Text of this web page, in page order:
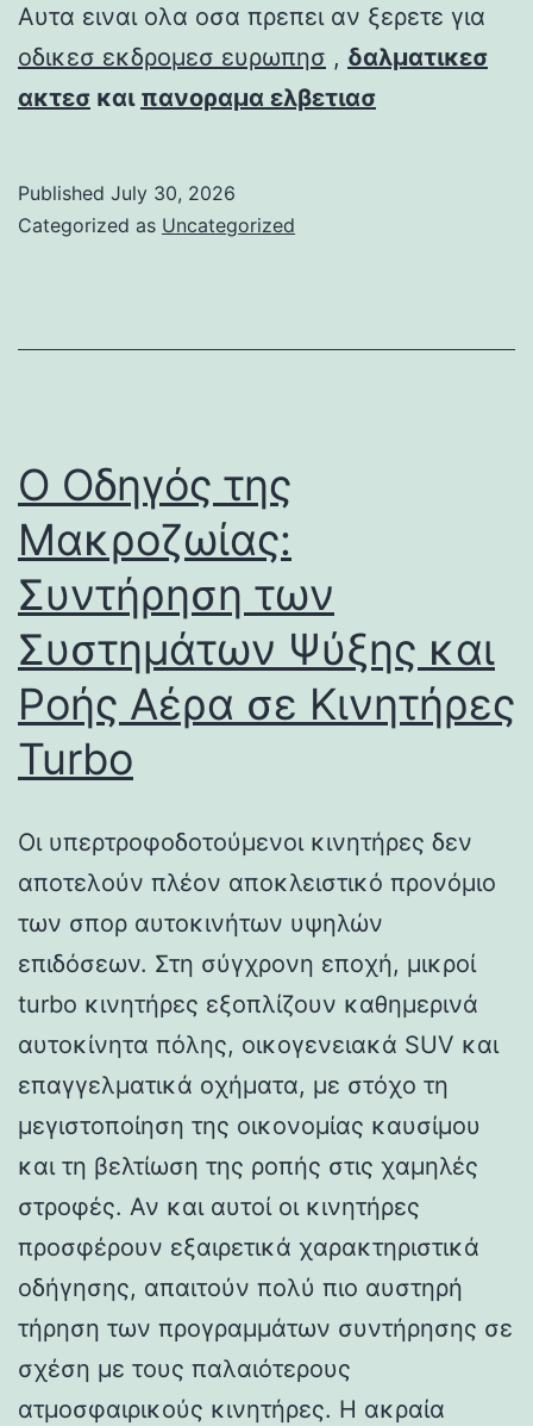
Αυτα ειναι ολα οσα πρεπει αν ξερετε για
οδικεσ εκδρομεσ ευρωπησ , δαλματικεσ
ακτεσ και πανοραμα ελβετιασ
Published July 30, 2026
Categorized as Uncategorized
Ο Οδηγός της
Μακροζωίας:
Συντήρηση των
Συστημάτων Ψύξης και
Ροής Αέρα σε Κινητήρες
Turbo
Οι υπερτροφοδοτούμενοι κινητήρες δεν
αποτελούν πλέον αποκλειστικό προνόμιο
των σπορ αυτοκινήτων υψηλών
επιδόσεων. Στη σύγχρονη εποχή, μικροί
turbo κινητήρες εξοπλίζουν καθημερινά
αυτοκίνητα πόλης, οικογενειακά SUV και
επαγγελματικά οχήματα, με στόχο τη
μεγιστοποίηση της οικονομίας καυσίμου
και τη βελτίωση της ροπής στις χαμηλές
στροφές. Αν και αυτοί οι κινητήρες
προσφέρουν εξαιρετικά χαρακτηριστικά
οδήγησης, απαιτούν πολύ πιο αυστηρή
τήρηση των προγραμμάτων συντήρησης σε
σχέση με τους παλαιότερους
ατμοσφαιρικούς κινητήρες. Η ακραία